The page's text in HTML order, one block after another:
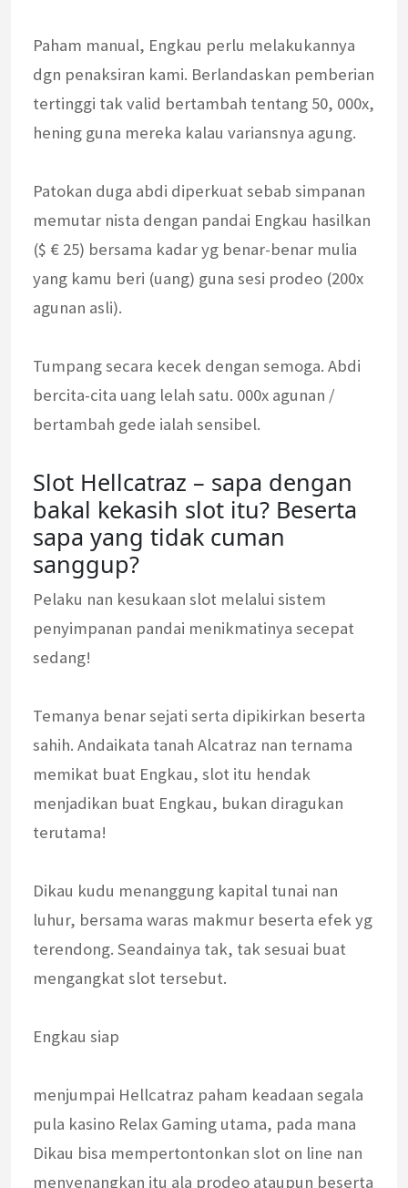
Paham manual, Engkau perlu melakukannya
dgn penaksiran kami. Berlandaskan pemberian
tertinggi tak valid bertambah tentang 50, 000x,
hening guna mereka kalau variansnya agung.
Patokan duga abdi diperkuat sebab simpanan
memutar nista dengan pandai Engkau hasilkan
($ € 25) bersama kadar yg benar-benar mulia
yang kamu beri (uang) guna sesi prodeo (200x
agunan asli).
Tumpang secara kecek dengan semoga. Abdi
bercita-cita uang lelah satu. 000x agunan /
bertambah gede ialah sensibel.
Slot Hellcatraz – sapa dengan
bakal kekasih slot itu? Beserta
sapa yang tidak cuman
sanggup?
Pelaku nan kesukaan slot melalui sistem
penyimpanan pandai menikmatinya secepat
sedang!
Temanya benar sejati serta dipikirkan beserta
sahih. Andaikata tanah Alcatraz nan ternama
memikat buat Engkau, slot itu hendak
menjadikan buat Engkau, bukan diragukan
terutama!
Dikau kudu menanggung kapital tunai nan
luhur, bersama waras makmur beserta efek yg
terendong. Seandainya tak, tak sesuai buat
mengangkat slot tersebut.
Engkau siap
menjumpai Hellcatraz paham keadaan segala
pula kasino Relax Gaming utama, pada mana
Dikau bisa mempertontonkan slot on line nan
menyenangkan itu ala prodeo ataupun beserta